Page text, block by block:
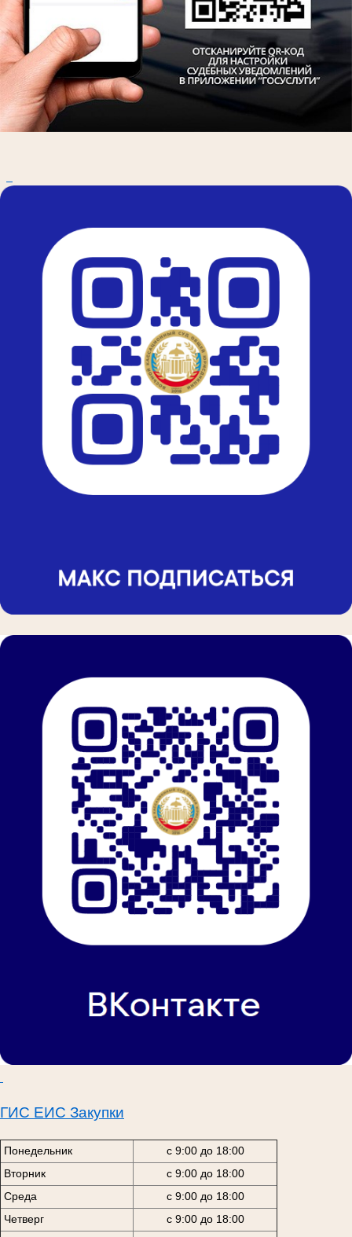
ГИС ЕИС Закупки
Понедельник
с 9:00 до 18:00
Вторник
с 9:00 до 18:00
Среда
с 9:00 до 18:00
Четверг
с 9:00 до 18:00